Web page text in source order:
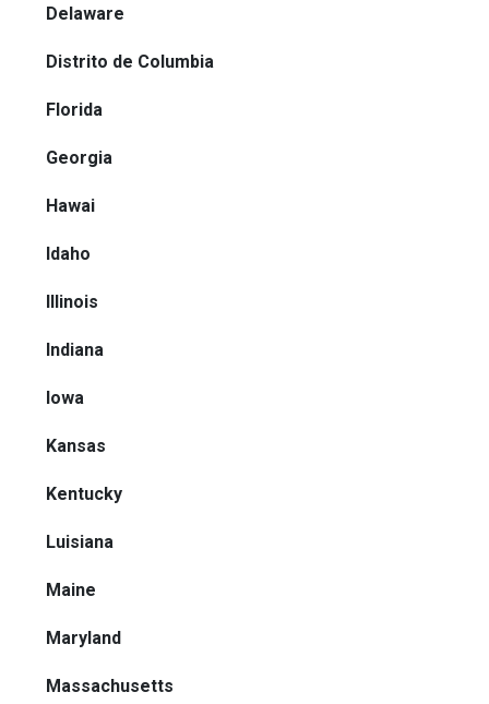
Delaware
Distrito de Columbia
Florida
Georgia
Hawai
Idaho
Illinois
Indiana
Iowa
Kansas
Kentucky
Luisiana
Maine
Maryland
Massachusetts